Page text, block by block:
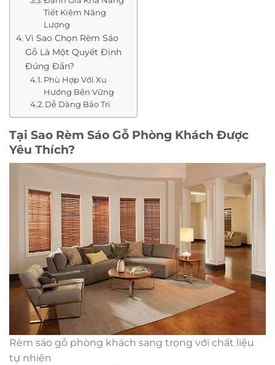
Tiết Kiệm Năng
Lượng
Vì Sao Chọn Rèm Sáo
Gỗ Là Một Quyết Định
Đúng Đắn?
Phù Hợp Với Xu
Hướng Bền Vững
Dễ Dàng Bảo Trì
Tại Sao Rèm Sáo Gỗ Phòng Khách Được
Yêu Thích?
Rèm sáo gỗ phòng khách sang trọng với chất liệu
tự nhiên